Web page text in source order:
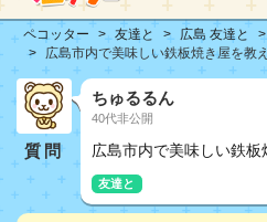
ペコッター 友達と 広島 友達と
広島市内で美味しい鉄板焼き屋を教
質問
ちゅるるん
40代非公開
広島市内で美味しい鉄板
友達と